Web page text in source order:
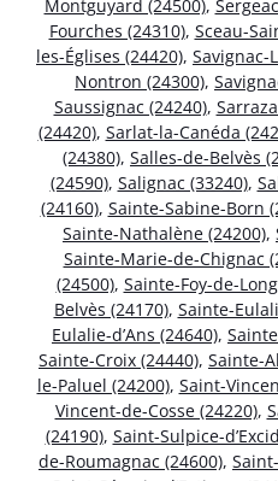
Montguyard (24500),
Fourches (24310), Sceau-
les-Églises (24420), Savignac-
Nontron (24300),
Saussignac (24240),
(24420), Sarlat-la-Canéda
(24380), Salles-de-Belvès
(24590), Salignac (33240),
(24160), Sainte-Sabine-Born
Sainte-Nathalène (24200),
Sainte-Marie-de-Chignac
(24500), Sainte-Foy-de-
Belvès (24170), Sainte-
Eulalie-d’Ans (24640),
Sainte-Croix (24440), Sainte-
le-Paluel (24200), Saint-
Vincent-de-Cosse (24220),
(24190), Saint-Sulpice-
de-Roumagnac (24600),